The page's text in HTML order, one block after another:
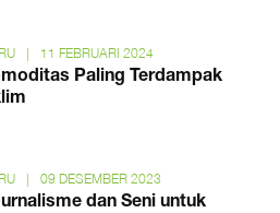
| 11 FEBRUARI 2024
Paling Terdampak
| 09 DESEMBER 2023
dan Seni untuk